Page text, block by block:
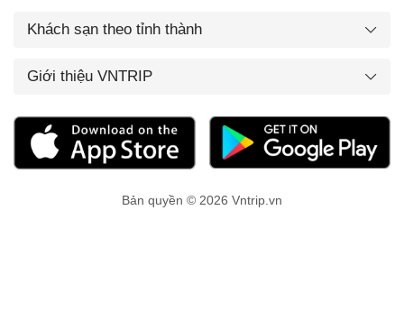
Khách sạn theo tỉnh thành
Giới thiệu VNTRIP
Bản quyền © 2026 Vntrip.vn